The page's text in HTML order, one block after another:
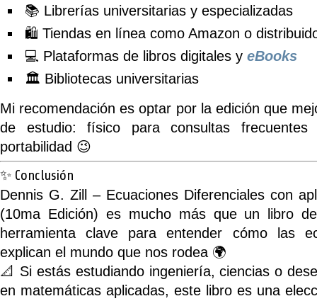
📚 Librerías universitarias y especializadas
🛍️ Tiendas en línea como Amazon o
💻 Plataformas de libros digitales y eBooks
🏛️ Bibliotecas universitarias
Mi recomendación es optar por la edición que
de estudio: físico para consultas
portabilidad 😉
✨ Conclusión
Dennis G. Zill – Ecuaciones Diferenciales con
(10ma Edición) es mucho más que un libro
herramienta clave para entender cómo las
explican el mundo que nos rodea 🌍
📐 Si estás estudiando ingeniería, ciencias o
en matemáticas aplicadas, este libro es una